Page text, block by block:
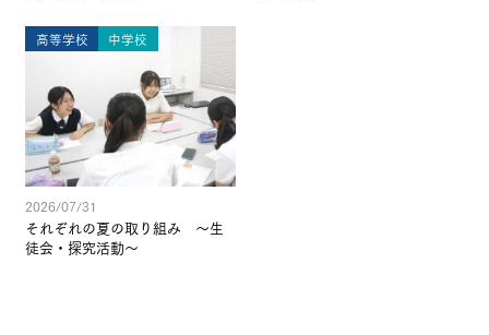
高等学校 中学校
2026/07/31
それぞれの夏の取り組み ～生
徒会・探究活動～